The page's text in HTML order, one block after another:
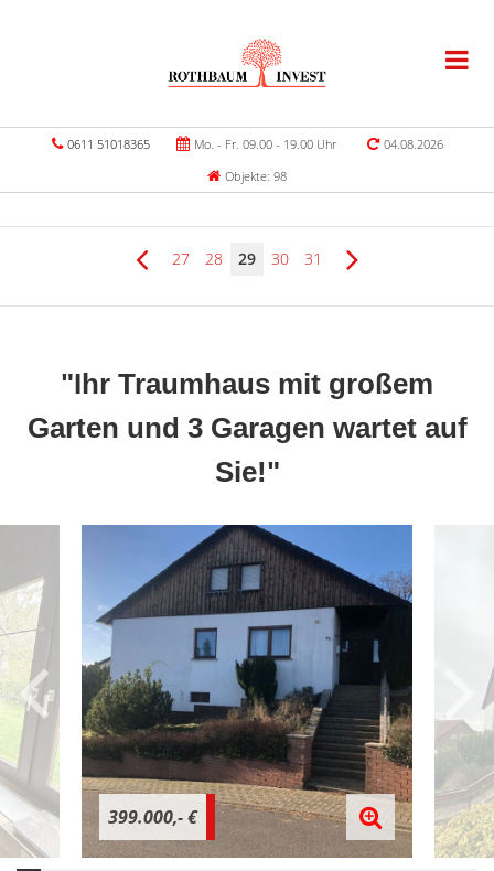
0611 51018365 Mo. - Fr. 09.00 - 19.00 Uhr
04.08.2026
Objekte: 98
27 28 29 30 31
"Ihr Traumhaus mit großem
Garten und 3 Garagen wartet auf
Sie!"
399.000,- €